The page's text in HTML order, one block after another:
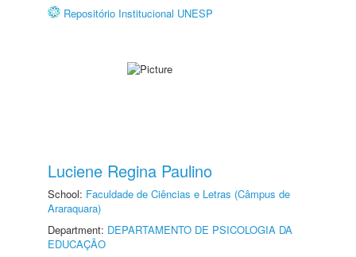
Repositório Institucional UNESP
Luciene Regina Paulino
School: Faculdade de Ciências e Letras (Câmpus de
Araraquara)
Department: DEPARTAMENTO DE PSICOLOGIA DA
EDUCAÇÃO